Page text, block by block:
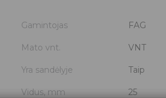
Gamintojas FAG
Mato vnt. VNT
Yra sandėlyje Taip
Vidus, mm 25